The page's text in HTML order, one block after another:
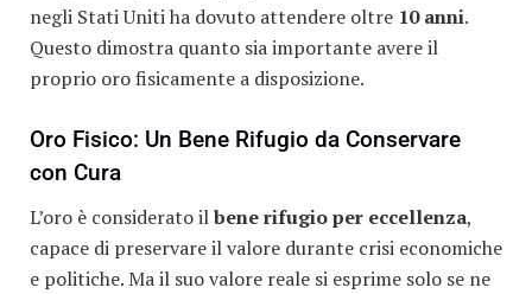
negli Stati Uniti ha dovuto attendere oltre 10 anni.
Questo dimostra quanto sia importante avere il
proprio oro fisicamente a disposizione.
Oro Fisico: Un Bene Rifugio da Conservare
con Cura
L’oro è considerato ilbene rifugio per eccellenza,
capace di preservare il valore durante crisi economiche
e politiche. Ma il suo valore reale si esprime solo se ne